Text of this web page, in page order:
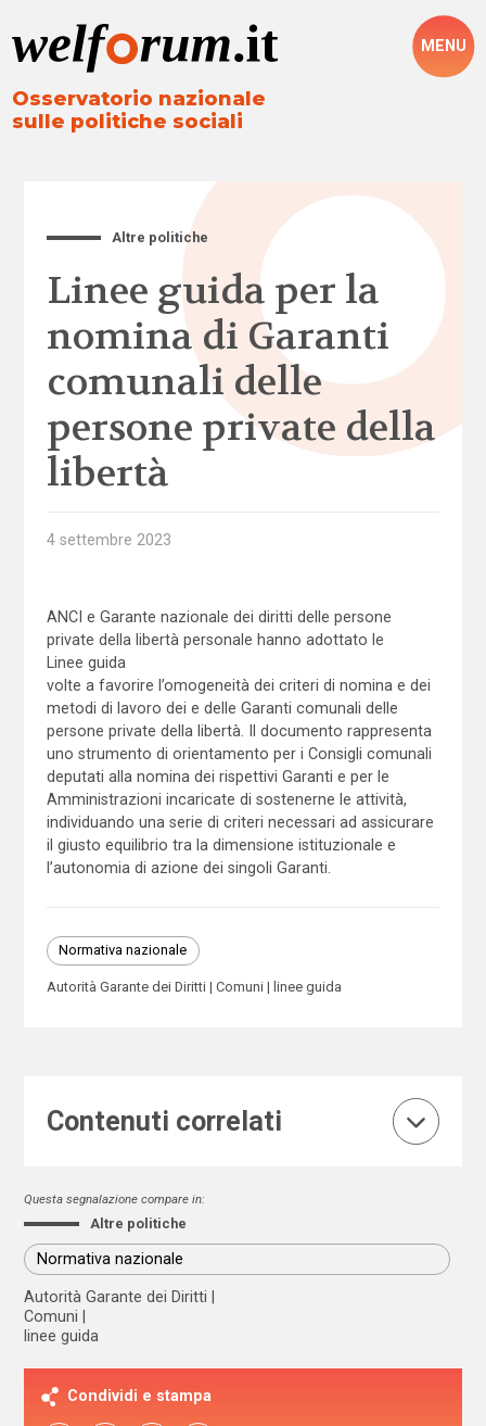
Osservatorio nazionale
sulle politiche sociali
MENU
Altre politiche
Linee guida per la
nomina di Garanti
comunali delle
persone private della
libertà
4 settembre 2023
ANCI e Garante nazionale dei diritti delle persone
private della libertà personale hanno adottato le
Linee guida
volte a favorire l’omogeneità dei criteri di nomina e dei
metodi di lavoro dei e delle Garanti comunali delle
persone private della libertà. Il documento rappresenta
uno strumento di orientamento per i Consigli comunali
deputati alla nomina dei rispettivi Garanti e per le
Amministrazioni incaricate di sostenerne le attività,
individuando una serie di criteri necessari ad assicurare
il giusto equilibrio tra la dimensione istituzionale e
l’autonomia di azione dei singoli Garanti.
Normativa nazionale
Autorità Garante dei Diritti Comuni linee guida
Contenuti correlati
Questa segnalazione compare in:
Altre politiche
Normativa nazionale
Autorità Garante dei Diritti
Comuni
linee guida
Condividi e stampa